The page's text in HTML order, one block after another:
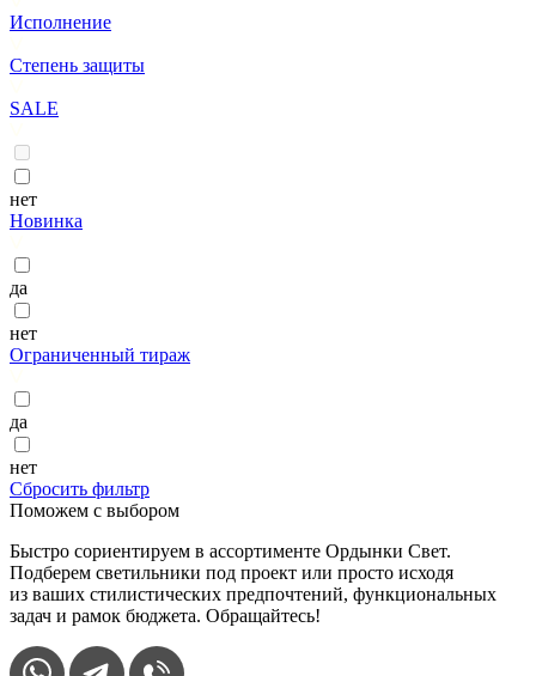
Исполнение
Степень защиты
SALE
нет
Новинка
да
нет
Ограниченный тираж
да
нет
Сбросить фильтр
Поможем с выбором
Быстро сориентируем в ассортименте Ордынки Свет.
Подберем светильники под проект или просто исходя
из ваших стилистических предпочтений, функциональных
задач и рамок бюджета. Обращайтесь!